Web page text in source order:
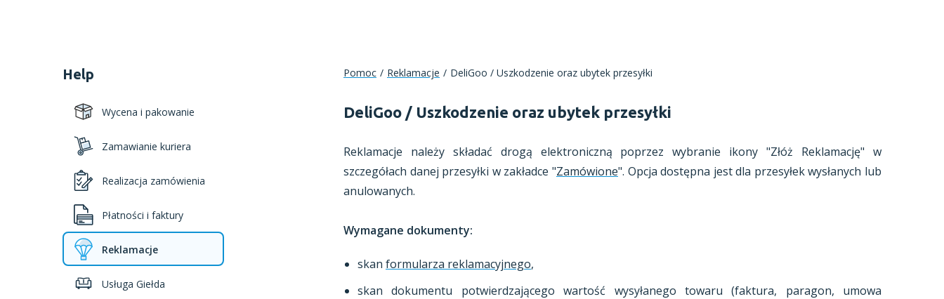
Help
Wycena i pakowanie
Zamawianie kuriera
Realizacja zamówienia
Płatności i faktury
Reklamacje
Usługa Giełda
Pomoc / Reklamacje / DeliGoo / Uszkodzenie oraz ubytek przesyłki
DeliGoo / Uszkodzenie oraz ubytek przesyłki
Reklamacje należy składać drogą elektroniczną poprzez wybranie ikony "Złóż Reklamację" w
szczegółach danej przesyłki w zakładce "Zamówione". Opcja dostępna jest dla przesyłek wysłanych lub
anulowanych.
Wymagane dokumenty:
skan formularza reklamacyjnego,
skan dokumentu potwierdzającego wartość wysyłanego towaru (faktura, paragon, umowa